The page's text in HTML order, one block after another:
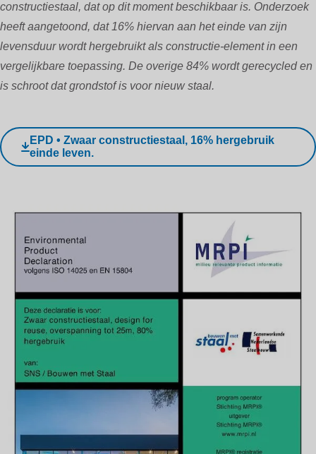
constructiestaal, dat op dit moment beschikbaar is. Onderzoek
heeft aangetoond, dat 16% hiervan aan het einde van zijn
levensduur wordt hergebruikt als constructie-element in een
vergelijkbare toepassing. De overige 84% wordt gerecycled en
is schroot dat grondstof is voor nieuw staal.
EPD • Zwaar constructiestaal, 16% hergebruik
einde leven.